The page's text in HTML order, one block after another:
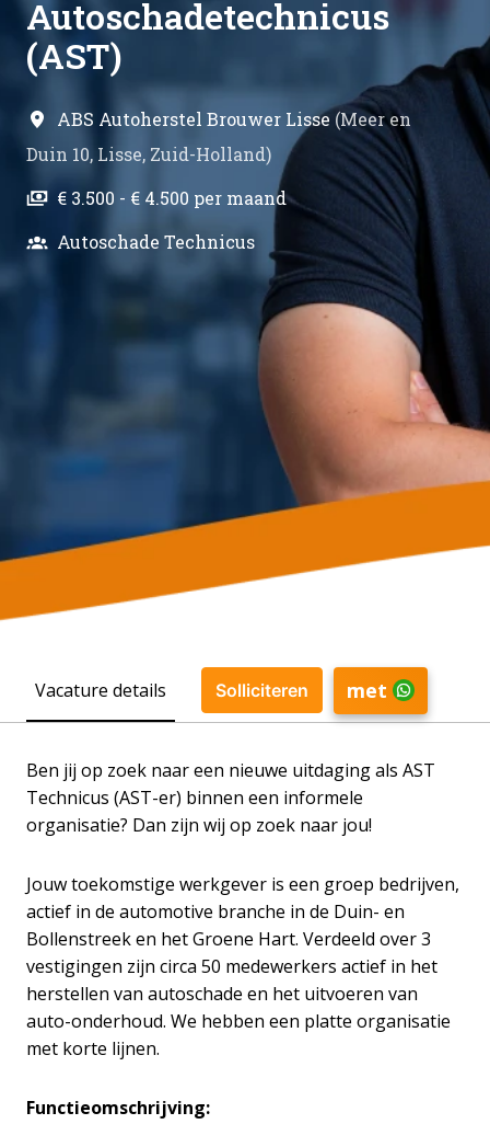
Autoschadetechnicus
(AST)
ABS Autoherstel Brouwer Lisse (Meer en
Duin 10, Lisse, Zuid-Holland)
€ 3.500 - € 4.500 per maand
Autoschade Technicus
Vacature details Solliciteren met
Ben jij op zoek naar een nieuwe uitdaging als AST
Technicus (AST-er) binnen een informele
organisatie? Dan zijn wij op zoek naar jou!
Jouw toekomstige werkgever is een groep bedrijven,
actief in de automotive branche in de Duin- en
Bollenstreek en het Groene Hart. Verdeeld over 3
vestigingen zijn circa 50 medewerkers actief in het
herstellen van autoschade en het uitvoeren van
auto-onderhoud. We hebben een platte organisatie
met korte lijnen.
Functieomschrijving: